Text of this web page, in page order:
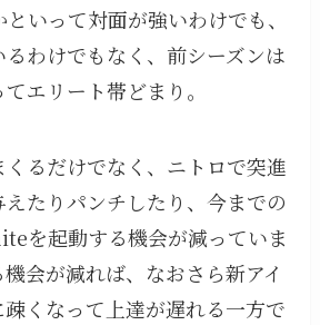
いって対面が強いわけでも、
わけでもなく、前シーズンは
エリート帯どまり。
るだけでなく、ニトロで突進
えたりパンチしたり、今までの
を起動する機会が減っていま
会が減れば、なおさら新アイ
くなって上達が遅れる一方で